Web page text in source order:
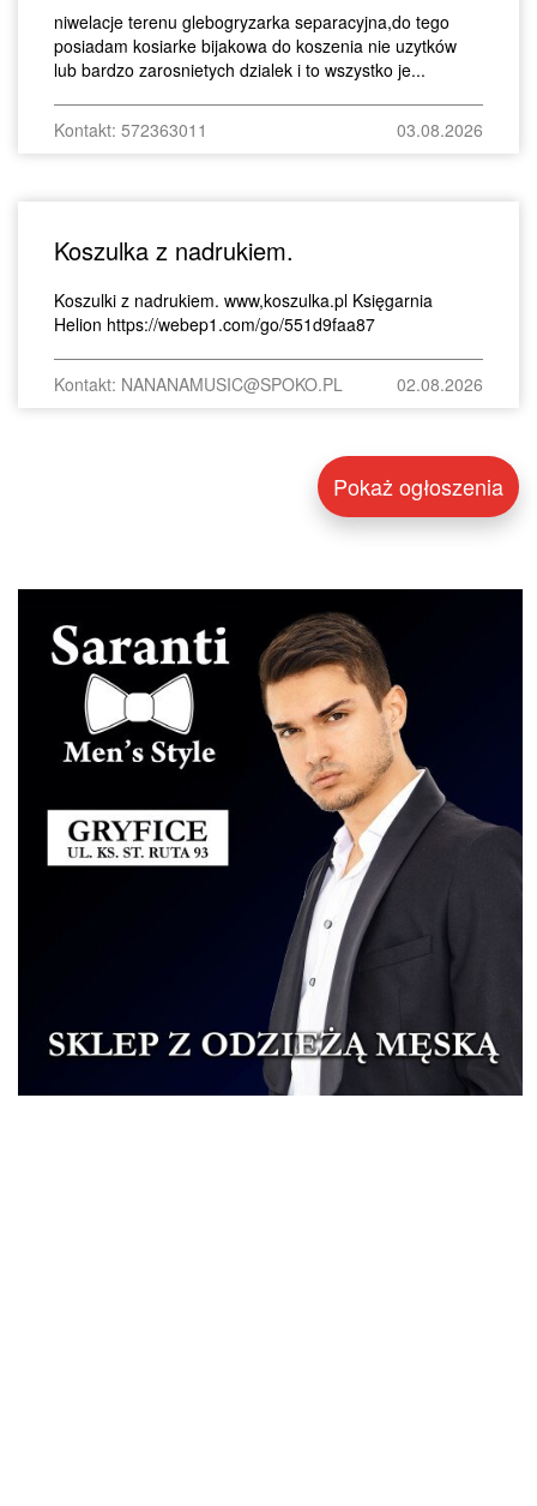
niwelacje terenu glebogryzarka separacyjna,do tego
posiadam kosiarke bijakowa do koszenia nie uzytków
lub bardzo zarosnietych dzialek i to wszystko je...
Kontakt: 572363011 03.08.2026
Koszulka z nadrukiem.
Koszulki z nadrukiem. www,koszulka.pl Księgarnia
Helion https://webep1.com/go/551d9faa87
Kontakt: NANANAMUSIC@SPOKO.PL 02.08.2026
Pokaż ogłoszenia